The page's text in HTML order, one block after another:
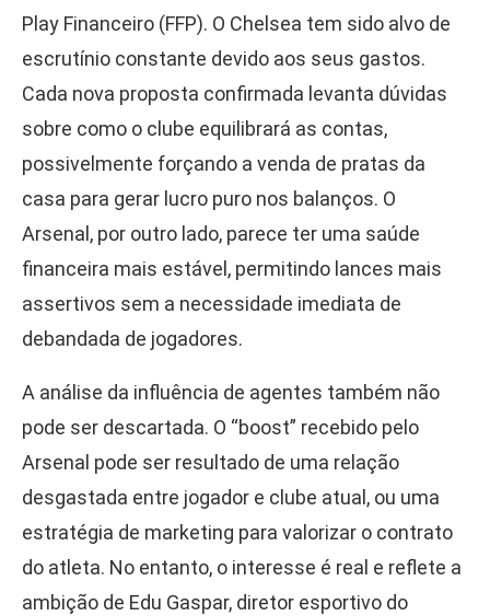
Play Financeiro (FFP). O Chelsea tem sido alvo de
escrutínio constante devido aos seus gastos.
Cada nova proposta confirmada levanta dúvidas
sobre como o clube equilibrará as contas,
possivelmente forçando a venda de pratas da
casa para gerar lucro puro nos balanços. O
Arsenal, por outro lado, parece ter uma saúde
financeira mais estável, permitindo lances mais
assertivos sem a necessidade imediata de
debandada de jogadores.
A análise da influência de agentes também não
pode ser descartada. O “boost” recebido pelo
Arsenal pode ser resultado de uma relação
desgastada entre jogador e clube atual, ou uma
estratégia de marketing para valorizar o contrato
do atleta. No entanto, o interesse é real e reflete a
ambição de Edu Gaspar, diretor esportivo do